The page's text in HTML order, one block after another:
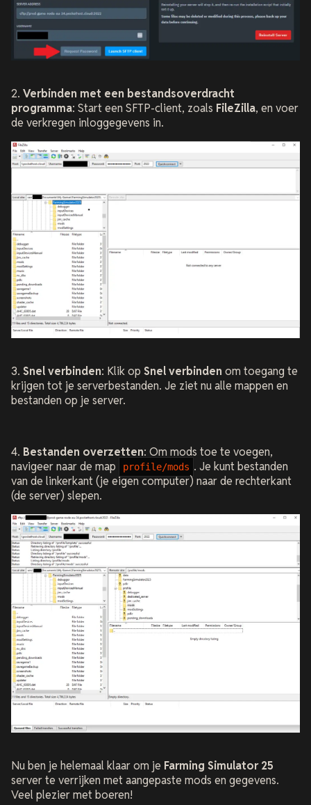
2. Verbinden met een bestandsoverdracht
programma: Start een SFTP-client, zoals FileZilla, en voer
de verkregen inloggegevens in.
3. Snel verbinden: Klik op Snel verbinden om toegang te
krijgen tot je serverbestanden. Je ziet nu alle mappen en
bestanden op je server.
4. Bestanden overzetten: Om mods toe te voegen,
navigeer naar de map
profile/mods . Je kunt bestanden
van de linkerkant (je eigen computer) naar de rechterkant
(de server) slepen.
Nu ben je helemaal klaar om je Farming Simulator 25
server te verrijken met aangepaste mods en gegevens.
Veel plezier met boeren!